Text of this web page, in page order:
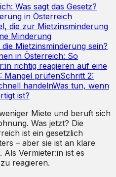
Was sagt das Gesetz?
in Österreich
die zur Mietzinsminderung
Minderung
Mietzinsminderung sein?
in Österreich: So
richtig reagieren auf eine
Mangel prüfenSchritt 2:
handelnWas tun, wenn
ist?
Miete und beruft sich
Was jetzt? Die
ist ein gesetzlich
– aber sie ist an klare
Vermieter:in ist es
reagieren.